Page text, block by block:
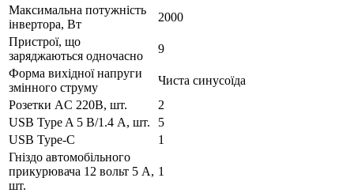
Максимальна потужність
інвертора, Вт
2000
Пристрої, що
заряджаються одночасно
9
Форма вихідної напруги
змінного струму
Чиста синусоїда
Розетки AC 220В, шт.
2
USB Type A 5 В/1.4 А, шт.
5
USB Type-C
1
Гніздо автомобільного
прикурювача 12 вольт 5 А,
шт.
1